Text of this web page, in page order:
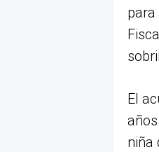
El
niña